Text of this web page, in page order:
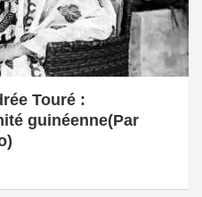
Touré :
guinéenne(Par